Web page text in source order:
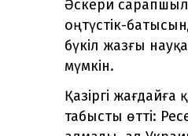
Әскери
оңтүстік-
бүкіл жазғы
мүмкін.
Қазіргі
табысты өтті: